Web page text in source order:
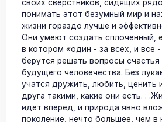
своих сверстников, сидящих
понимать этот безумный мир и
жизни гораздо лучше и
Они умеют создать сплоченный,
в котором «один - за всех, и все
берутся решать вопросы счастья
будущего человечества. Без
учатся дружить, любить, ценить
друга такими, какие они есть. .
идет вперед, и природа явно
поколение, нечто большее, чем в